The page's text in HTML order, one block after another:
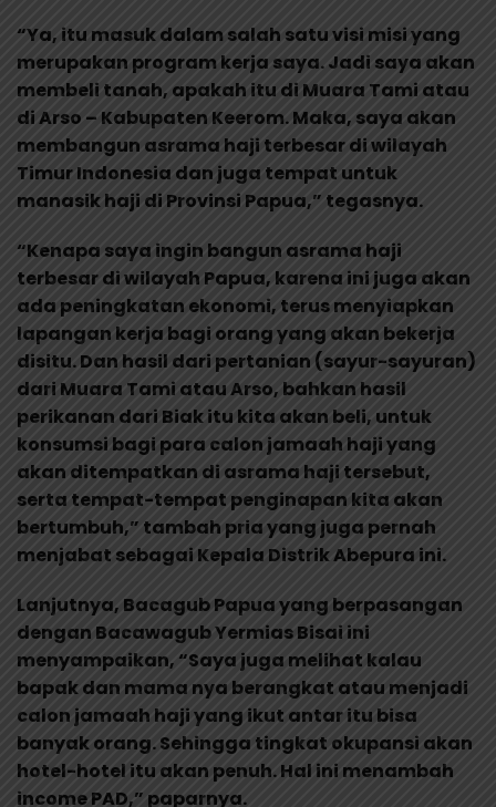
“Ya, itu masuk dalam salah satu visi misi yang
merupakan program kerja saya. Jadi saya akan
membeli tanah, apakah itu di Muara Tami atau
di Arso – Kabupaten Keerom. Maka, saya akan
membangun asrama haji terbesar di wilayah
Timur Indonesia dan juga tempat untuk
manasik haji di Provinsi Papua,” tegasnya.
“Kenapa saya ingin bangun asrama haji
terbesar di wilayah Papua, karena ini juga akan
ada peningkatan ekonomi, terus menyiapkan
lapangan kerja bagi orang yang akan bekerja
disitu. Dan hasil dari pertanian (sayur-sayuran)
dari Muara Tami atau Arso, bahkan hasil
perikanan dari Biak itu kita akan beli, untuk
konsumsi bagi para calon jamaah haji yang
akan ditempatkan di asrama haji tersebut,
serta tempat-tempat penginapan kita akan
bertumbuh,” tambah pria yang juga pernah
menjabat sebagai Kepala Distrik Abepura ini.
Lanjutnya, Bacagub Papua yang berpasangan
dengan Bacawagub Yermias Bisai ini
menyampaikan, “Saya juga melihat kalau
bapak dan mama nya berangkat atau menjadi
calon jamaah haji yang ikut antar itu bisa
banyak orang. Sehingga tingkat okupansi akan
hotel-hotel itu akan penuh. Hal ini menambah
income PAD,” paparnya.